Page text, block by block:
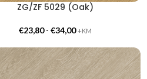
ZG/ZF 5029 (Oak)
€23,80- €34,00 +KM